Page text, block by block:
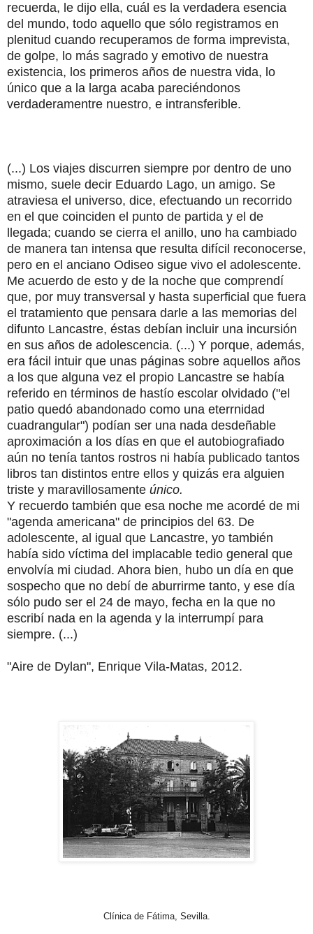
recuerda, le dijo ella, cuál es la verdadera esencia
del mundo, todo aquello que sólo registramos en
plenitud cuando recuperamos de forma imprevista,
de golpe, lo más sagrado y emotivo de nuestra
existencia, los primeros años de nuestra vida, lo
único que a la larga acaba pareciéndonos
verdaderamentre nuestro, e intransferible.
(...) Los viajes discurren siempre por dentro de uno
mismo, suele decir Eduardo Lago, un amigo. Se
atraviesa el universo, dice, efectuando un recorrido
en el que coinciden el punto de partida y el de
llegada; cuando se cierra el anillo, uno ha cambiado
de manera tan intensa que resulta difícil reconocerse,
pero en el anciano Odiseo sigue vivo el adolescente.
Me acuerdo de esto y de la noche que comprendí
que, por muy transversal y hasta superficial que fuera
el tratamiento que pensara darle a las memorias del
difunto Lancastre, éstas debían incluir una incursión
en sus años de adolescencia. (...) Y porque, además,
era fácil intuir que unas páginas sobre aquellos años
a los que alguna vez el propio Lancastre se había
referido en términos de hastío escolar olvidado ("el
patio quedó abandonado como una eterrnidad
cuadrangular") podían ser una nada desdeñable
aproximación a los días en que el autobiografiado
aún no tenía tantos rostros ni había publicado tantos
libros tan distintos entre ellos y quizás era alguien
triste y maravillosamente único.
Y recuerdo también que esa noche me acordé de mi
"agenda americana" de principios del 63. De
adolescente, al igual que Lancastre, yo también
había sido víctima del implacable tedio general que
envolvía mi ciudad. Ahora bien, hubo un día en que
sospecho que no debí de aburrirme tanto, y ese día
sólo pudo ser el 24 de mayo, fecha en la que no
escribí nada en la agenda y la interrumpí para
siempre. (...)
"Aire de Dylan", Enrique Vila-Matas, 2012.
Clínica de Fátima, Sevilla.